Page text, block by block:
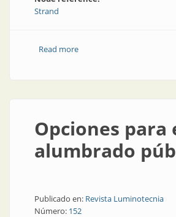
Strand
Read moreabout Alumbrado público:
Opciones para
alumbrado
Publicado en: Revista Luminotecnia
Número: 152